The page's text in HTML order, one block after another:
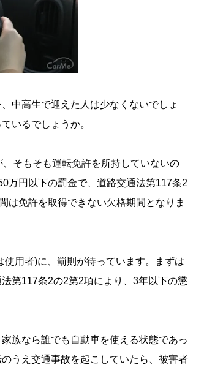
中高生で迎えた人は少なくないでしょ
いるでしょうか。
そもそも運転免許を所持していないの
万円以下の罰金で、道路交通法第117条2
は免許を取得できない欠格期間となりま
用者)に、罰則が待っています。まずは
第117条2の2第2項により、3年以下の懲
族なら誰でも自動車を使える状態であっ
うえ交通事故を起こしていたら、被害者